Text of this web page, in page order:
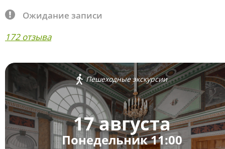
Ожидание записи
172 отзыва
Пешеходные экскурсии
17 августа
Понедельник 11:00